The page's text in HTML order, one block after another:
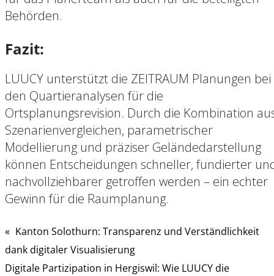
Behörden.
Fazit:
LUUCY unterstützt die ZEITRAUM Planungen bei
den Quartieranalysen für die
Ortsplanungsrevision. Durch die Kombination
Szenarienvergleichen, parametrischer
Modellierung und präziser Geländedarstellung
können Entscheidungen schneller, fundierter
nachvollziehbarer getroffen werden – ein echter
Gewinn für die Raumplanung.
« Kanton Solothurn: Transparenz und Verständlichkeit
dank digitaler Visualisierung
Digitale Partizipation in Hergiswil: Wie LUUCY die